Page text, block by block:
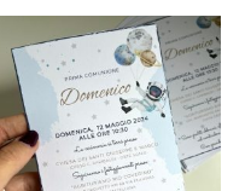
Fascia
di
prezzo:
1,50 €
a
12,00 €
Questo
prodotto
ha
più
varianti.
Le